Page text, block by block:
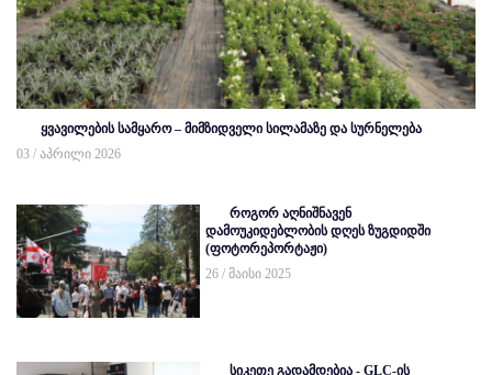
ყვავილების სამყარო – მიმზიდველი სილამაზე და სურნელება
03 / აპრილი 2026
როგორ აღნიშნავენ
დამოუკიდებლობის დღეს ზუგდიდში
(ფოტორეპორტაჟი)
26 / მაისი 2025
სიკეთე გადამდებია - GLC-ის